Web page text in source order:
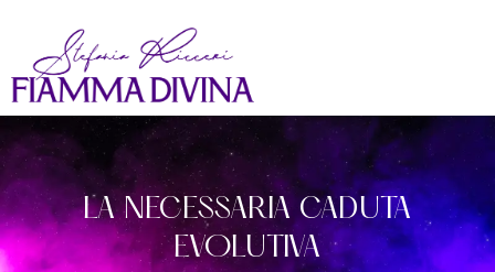
LA NECESSARIA CADUTA
EVOLUTIVA